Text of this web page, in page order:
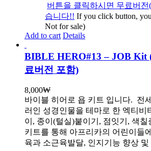
버튼을 클릭하시면 무료버
습니다!! If you click button,
Not for sale)
Add to cart Details
BIBLE HERO#13 – JOB Kit
료버전 포함)
8,000₩
바이블 히어로 욥 키트 입니다. 전
러인 성경인물을 테마로 한 엑티
이, 종이(털실)붙이기, 점잇기, 색
키트를 통해 아프리카의 어린이들
육과 소근육발달, 인지기능 향상